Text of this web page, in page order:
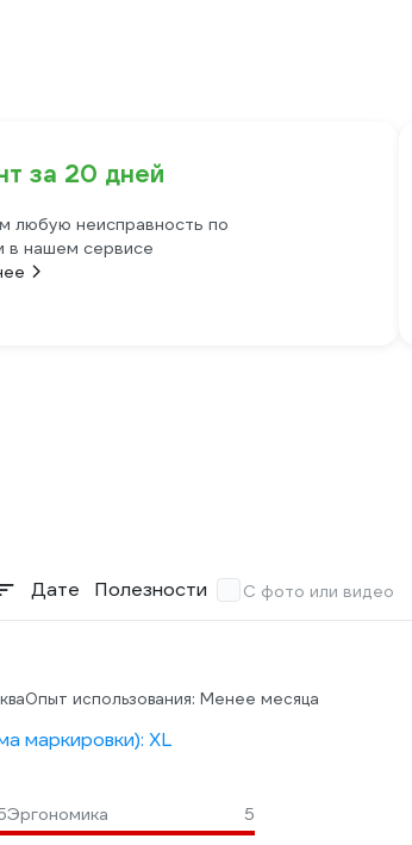
за 20 дней
любую неисправность по
в нашем сервисе
Дате Полезности С фото или видео
Опыт использования: Менее месяца
маркировки): XL
Эргономика 5